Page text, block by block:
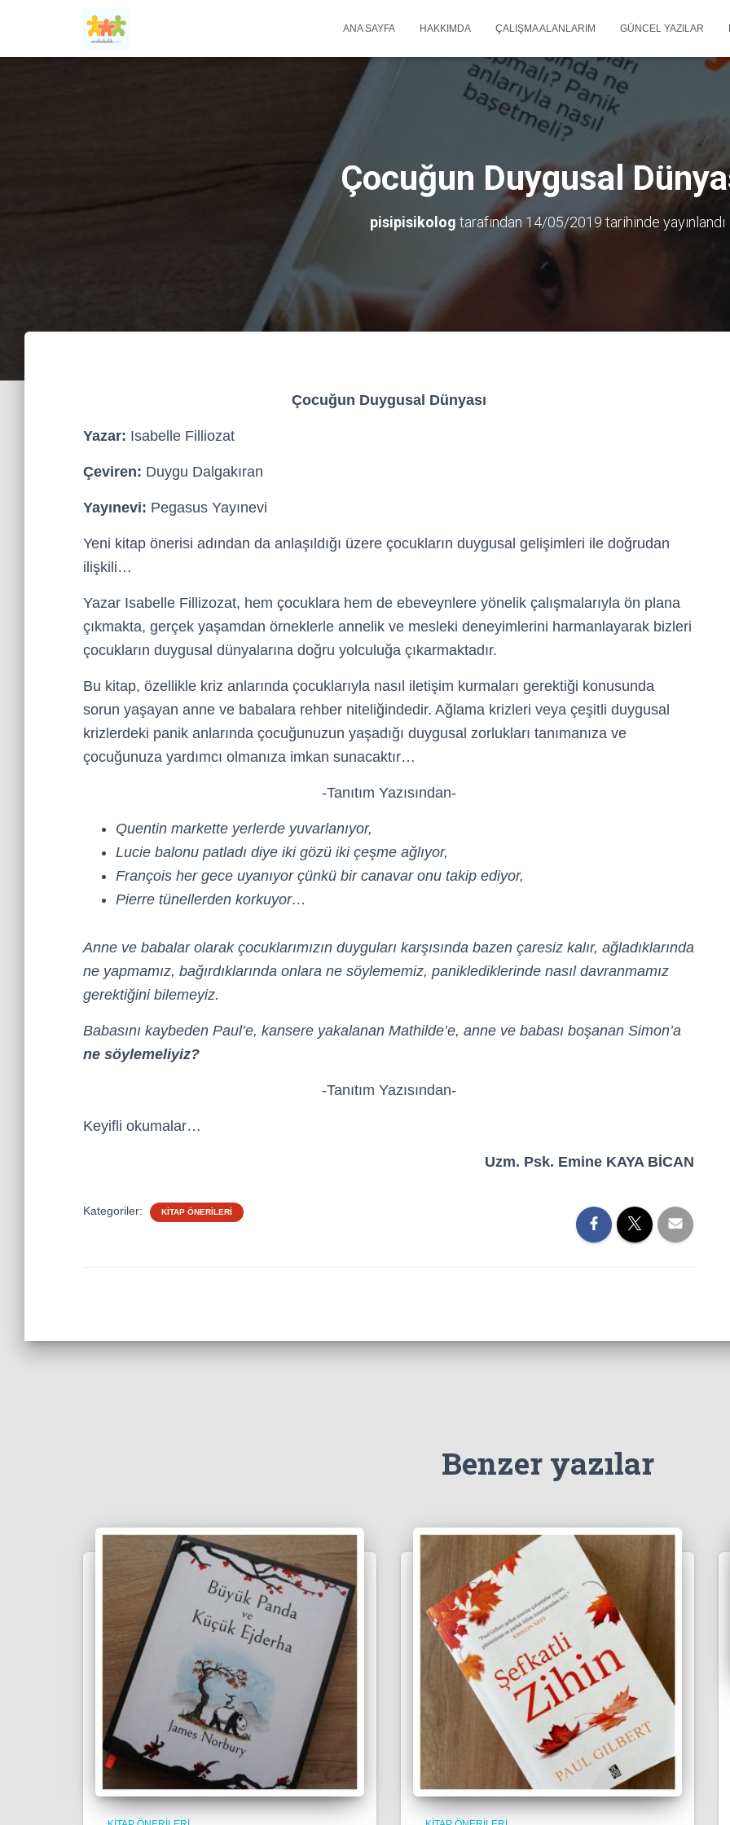
ANA SAYFA HAKKIMDA ÇALIŞMA ALANLARIM GÜNCEL YAZILAR
Çocuğun Duygusal
pisipisikolog tarafından14/05/2019 tarihinde yayınlandı
Çocuğun Duygusal Dünyası
Yazar: Isabelle Filliozat
Çeviren: Duygu Dalgakıran
Yayınevi: Pegasus Yayınevi
Yeni kitap önerisi adından da anlaşıldığı üzere çocukların duygusal gelişimleri ile doğrudan
ilişkili…
Yazar Isabelle Fillizozat, hem çocuklara hem de ebeveynlere yönelik çalışmalarıyla ön plana
çıkmakta, gerçek yaşamdan örneklerle annelik ve mesleki deneyimlerini harmanlayarak bizleri
çocukların duygusal dünyalarına doğru yolculuğa çıkarmaktadır.
Bu kitap, özellikle kriz anlarında çocuklarıyla nasıl iletişim kurmaları gerektiği konusunda
sorun yaşayan anne ve babalara rehber niteliğindedir. Ağlama krizleri veya çeşitli duygusal
krizlerdeki panik anlarında çocuğunuzun yaşadığı duygusal zorlukları tanımanıza ve
çocuğunuza yardımcı olmanıza imkan sunacaktır…
-Tanıtım Yazısından-
Quentin markette yerlerde yuvarlanıyor,
Lucie balonu patladı diye iki gözü iki çeşme ağlıyor,
François her gece uyanıyor çünkü bir canavar onu takip ediyor,
Pierre tünellerden korkuyor…
Anne ve babalar olarak çocuklarımızın duyguları karşısında bazen çaresiz kalır, ağladıklarında
ne yapmamız, bağırdıklarında onlara ne söylememiz, paniklediklerinde nasıl davranmamız
gerektiğini bilemeyiz.
Babasını kaybeden Paul’e, kansere yakalanan Mathilde’e, anne ve babası boşanan Simon’a
ne söylemeliyiz?
-Tanıtım Yazısından-
Keyifli okumalar…
Uzm. Psk. Emine KAYA BİCAN
Kategoriler: KITAP ÖNERILERI
Benzer yazılar